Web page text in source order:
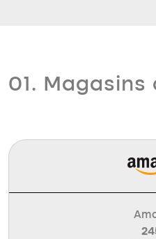
01. Magasins